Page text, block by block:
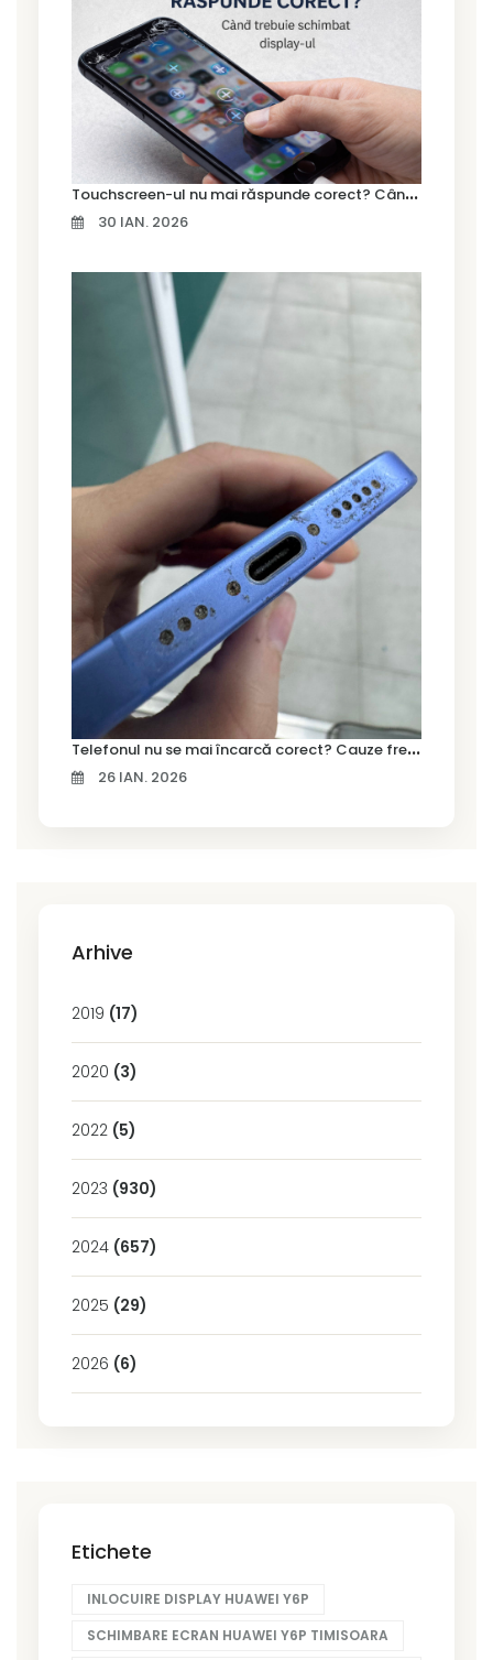
T
ouchscreen-ul nu mai răspunde corect? Când trebuie schimbat display-ul
30 IAN. 2026
T
elefonul nu se mai încarcă corect? Cauze frecvente și soluții la service în Timișoara
26 IAN. 2026
Arhive
2019 (17)
2020 (3)
2022 (5)
2023 (930)
2024 (657)
2025 (29)
2026 (6)
Etichete
INLOCUIRE DISPLAY HUAWEI Y6P
SCHIMBARE ECRAN HUAWEI Y6P TIMISOARA